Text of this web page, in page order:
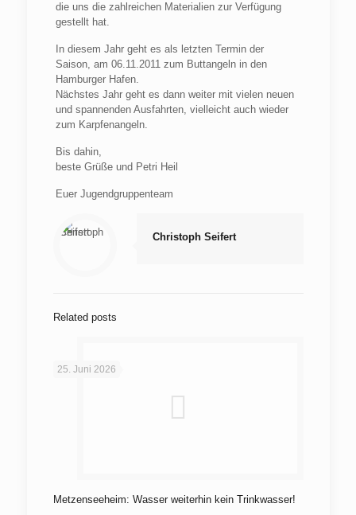
die uns die zahlreichen Materialien zur Verfügung
gestellt hat.
In diesem Jahr geht es als letzten Termin der
Saison, am 06.11.2011 zum Buttangeln in den
Hamburger Hafen.
Nächstes Jahr geht es dann weiter mit vielen neuen
und spannenden Ausfahrten, vielleicht auch wieder
zum Karpfenangeln.
Bis dahin,
beste Grüße und Petri Heil
Euer Jugendgruppenteam
Christoph Seifert
Related posts
25. Juni 2026
Metzenseeheim: Wasser weiterhin kein Trinkwasser!